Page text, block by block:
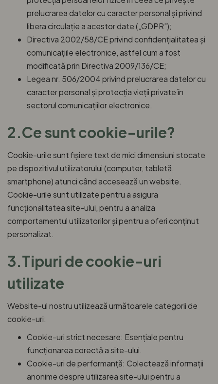
prelucrarea datelor cu caracter personal și privind
libera circulație a acestor date („GDPR”);
Directiva 2002/58/CE privind confidențialitatea și
comunicațiile electronice, astfel cum a fost
modificată prin Directiva 2009/136/CE;
Legea nr. 506/2004 privind prelucrarea datelor cu
caracter personal și protecția vieții private în
sectorul comunicațiilor electronice.
2.Ce sunt cookie-urile?
Cookie-urile sunt fișiere text de mici dimensiuni stocate
pe dispozitivul utilizatorului (computer, tabletă,
smartphone) atunci când accesează un website.
Cookie-urile sunt utilizate pentru a asigura
funcționalitatea site-ului, pentru a analiza
comportamentul utilizatorilor și pentru a oferi conținut
personalizat.
3.Tipuri de cookie-uri
utilizate
Website-ul nostru utilizează următoarele categorii de
cookie-uri:
Cookie-uri strict necesare: Esențiale pentru
funcționarea corectă a site-ului.
Cookie-uri de performanță: Colectează informații
anonime despre utilizarea site-ului pentru a